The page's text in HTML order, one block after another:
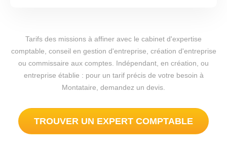
Tarifs des missions à affiner avec le cabinet d'expertise
comptable, conseil en gestion d'entreprise, création d'entreprise
ou commissaire aux comptes. Indépendant, en création, ou
entreprise établie : pour un tarif précis de votre besoin à
Montataire, demandez un devis.
TROUVER UN EXPERT COMPTABLE